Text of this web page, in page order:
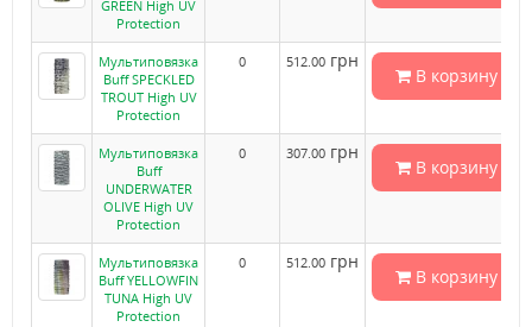
GREEN High UV
Protection
Мультиповязка
Buff SPECKLED
TROUT High UV
Protection
0 512.00 грн
В корзину
Мультиповязка
Buff
UNDERWATER
OLIVE High UV
Protection
0 307.00 грн
В корзину
Мультиповязка
Buff YELLOWFIN
TUNA High UV
Protection
0 512.00 грн
В корзину